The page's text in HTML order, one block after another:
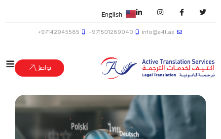
971501289040+
97142945585+
English